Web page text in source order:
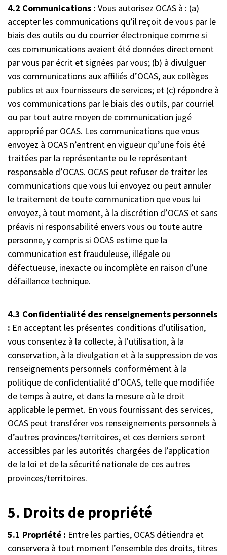
4.2 Communications : Vous autorisez OCAS à : (a)
accepter les communications qu’il reçoit de vous par le
biais des outils ou du courrier électronique comme si
ces communications avaient été données directement
par vous par écrit et signées par vous; (b) à divulguer
vos communications aux affiliés d’OCAS, aux collèges
publics et aux fournisseurs de services; et (c) répondre à
vos communications par le biais des outils, par courriel
ou par tout autre moyen de communication jugé
approprié par OCAS. Les communications que vous
envoyez à OCAS n’entrent en vigueur qu’une fois été
traitées par la représentante ou le représentant
responsable d’OCAS. OCAS peut refuser de traiter les
communications que vous lui envoyez ou peut annuler
le traitement de toute communication que vous lui
envoyez, à tout moment, à la discrétion d’OCAS et sans
préavis ni responsabilité envers vous ou toute autre
personne, y compris si OCAS estime que la
communication est frauduleuse, illégale ou
défectueuse, inexacte ou incomplète en raison d’une
défaillance technique.
4.3 Confidentialité des renseignements personnels
: En acceptant les présentes conditions d’utilisation,
vous consentez à la collecte, à l’utilisation, à la
conservation, à la divulgation et à la suppression de vos
renseignements personnels conformément à la
politique de confidentialité d’OCAS, telle que modifiée
de temps à autre, et dans la mesure où le droit
applicable le permet. En vous fournissant des services,
OCAS peut transférer vos renseignements personnels à
d’autres provinces/territoires, et ces derniers seront
accessibles par les autorités chargées de l’application
de la loi et de la sécurité nationale de ces autres
provinces/territoires.
5. Droits de propriété
5.1 Propriété : Entre les parties, OCAS détiendra et
conservera à tout moment l’ensemble des droits, titres